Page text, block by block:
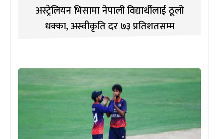
अस्ट्रेलियन भिसामा नेपाली विद्यार्थीलाई ठूलो
धक्का, अस्वीकृति दर ७३ प्रतिशतसम्म